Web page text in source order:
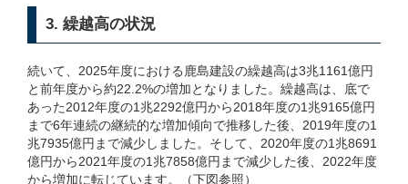
3. 繰越高の状況
続いて、2025年度における鹿島建設の繰越高は3兆1161億円
と前年度から約22.2%の増加となりました。繰越高は、底で
あった2012年度の1兆2292億円から2018年度の1兆9165億円
まで6年連続の継続的な増加傾向で推移した後、2019年度の1
兆7935億円まで減少しました。そして、2020年度の1兆8691
億円から2021年度の1兆7858億円まで減少した後、2022年度
から増加に転じています。（下図参照）